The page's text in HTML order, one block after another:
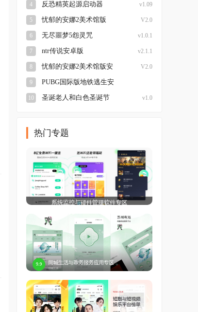
4 反恐精英起源启动器 v1.09
5 忧郁的安娜2美术馆版 V2.0
6 无尽噩梦5怨灵咒 v1.0.1
7 ntr传说安卓版 v2.1.1
8
忧郁的安娜2美术馆版安
V2.0
9
PUBG国际版地铁逃生安
10 圣诞老人和白色圣诞节 v1.0
热门专题